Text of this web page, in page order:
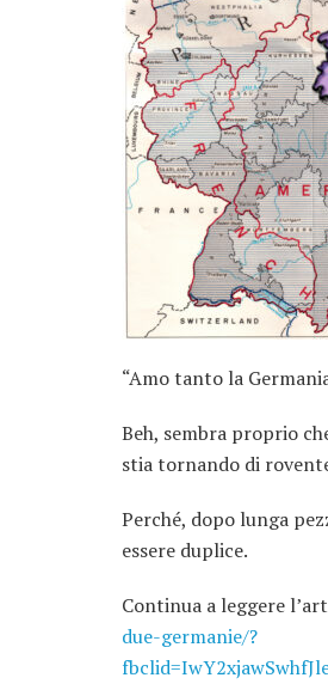
“Amo tanto la
Beh, sembra proprio
stia tornando di
Perché, dopo lunga
essere duplice.
Continua a leggere
due-germanie/?